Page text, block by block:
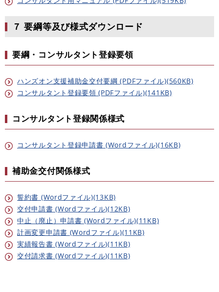
７ 要綱等及び様式ダウンロード
要綱・コンサルタント登録要領
ハンズオン支援補助金交付要綱 (PDFファイル)(560KB)
コンサルタント登録要領 (PDFファイル)(141KB)
コンサルタント登録関係様式
コンサルタント登録申請書 (Wordファイル)(16KB)
補助金交付関係様式
誓約書 (Wordファイル)(13KB)
交付申請書 (Wordファイル)(12KB)
中止（廃止）申請書 (Wordファイル)(11KB)
計画変更申請書 (Wordファイル)(11KB)
実績報告書 (Wordファイル)(11KB)
交付請求書 (Wordファイル)(11KB)